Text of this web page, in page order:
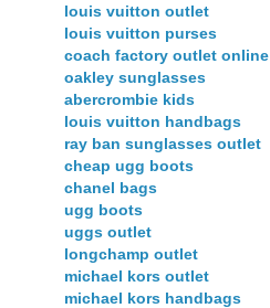
louis vuitton outlet
louis vuitton purses
coach factory outlet online
oakley sunglasses
abercrombie kids
louis vuitton handbags
ray ban sunglasses outlet
cheap ugg boots
chanel bags
ugg boots
uggs outlet
longchamp outlet
michael kors outlet
michael kors handbags